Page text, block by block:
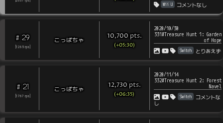
Wii U コメントなし
# 29
1265 rps
こっぱちゃ 10,700 pts.
(+05:30)
2020/10/30
331#Treasure Hunt 1: Garden
of Hope
Switch とりあえず
# 21
1767 rps
こっぱちゃ 12,730 pts.
(+06:35)
2020/11/14
332#Treasure Hunt 2: Forest
Navel
Switch
コメントな
し